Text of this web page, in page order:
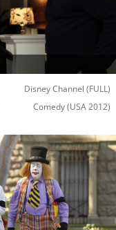
Disney Channel (FULL)
Comedy(USA 2012)